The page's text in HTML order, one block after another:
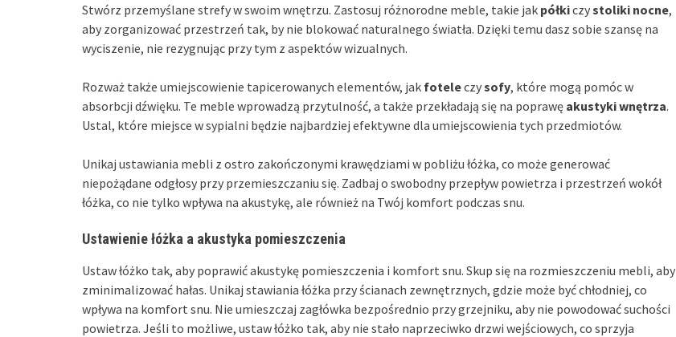
Stwórz przemyślane strefy w swoim wnętrzu. Zastosuj różnorodne meble, takie jak półkiczystoliki nocne,
aby zorganizować przestrzeń tak, by nie blokować naturalnego światła. Dzięki temu dasz sobie szansę na
wyciszenie, nie rezygnując przy tym z aspektów wizualnych.
Rozważ także umiejscowienie tapicerowanych elementów, jak foteleczysofy, które mogą pomóc w
absorbcji dźwięku. Te meble wprowadzą przytulność, a także przekładają się na poprawę akustyki wnętrza.
Ustal, które miejsce w sypialni będzie najbardziej efektywne dla umiejscowienia tych przedmiotów.
Unikaj ustawiania mebli z ostro zakończonymi krawędziami w pobliżu łóżka, co może generować
niepożądane odgłosy przy przemieszczaniu się. Zadbaj o swobodny przepływ powietrza i przestrzeń wokół
łóżka, co nie tylko wpływa na akustykę, ale również na Twój komfort podczas snu.
Ustawienie łóżka a akustyka pomieszczenia
Ustaw łóżko tak, aby poprawić akustykę pomieszczenia i komfort snu. Skup się na rozmieszczeniu mebli, aby
zminimalizować hałas. Unikaj stawiania łóżka przy ścianach zewnętrznych, gdzie może być chłodniej, co
wpływa na komfort snu. Nie umieszczaj zagłówka bezpośrednio przy grzejniku, aby nie powodować suchości
powietrza. Jeśli to możliwe, ustaw łóżko tak, aby nie stało naprzeciwko drzwi wejściowych, co sprzyja